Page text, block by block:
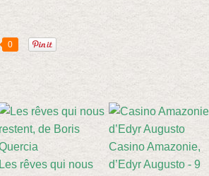
0
Les rêves qui nous
Casino Amazonie,
d’Edyr Augusto - 9